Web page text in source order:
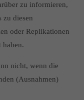
zu informieren,
zu diesen
oder Replikationen
haben.
nicht, wenn die
(Ausnahmen)